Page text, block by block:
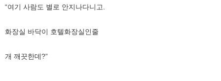
“여기 사람도 별로 안지나다니고.
화장실 바닥이 호텔화장실인줄
개 깨끗한데?”